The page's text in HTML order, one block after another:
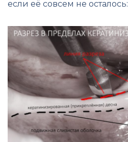
если её совсем не осталось: